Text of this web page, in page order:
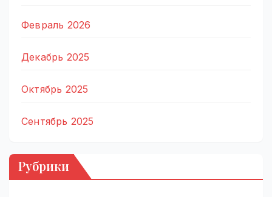
Февраль 2026
Декабрь 2025
Октябрь 2025
Сентябрь 2025
Рубрики